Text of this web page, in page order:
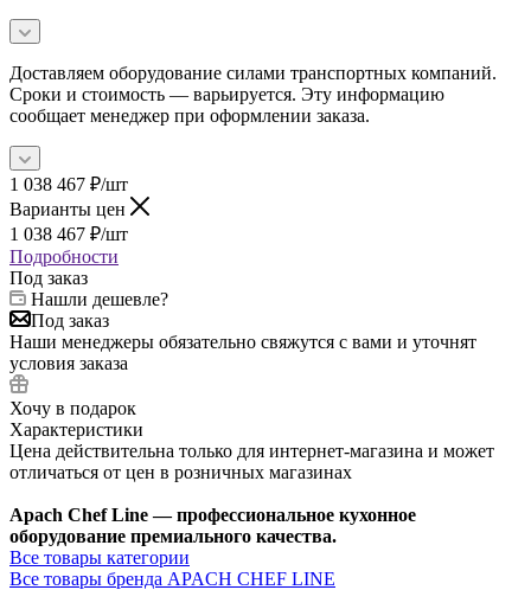
Доставляем оборудование силами транспортных компаний.
Сроки и стоимость — варьируется. Эту информацию
сообщает менеджер при оформлении заказа.
1 038 467 ₽/шт
Варианты цен
1 038 467 ₽/шт
Подробности
Под заказ
Нашли дешевле?
Под заказ
Наши менеджеры обязательно свяжутся с вами и уточнят
условия заказа
Хочу в подарок
Характеристики
Цена действительна только для интернет-магазина и может
отличаться от цен в розничных магазинах
Apach Chef Line — профессиональное кухонное
оборудование премиального качества.
Все товары категории
Все товары бренда APACH CHEF LINE